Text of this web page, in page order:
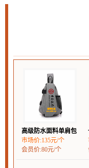
高级防水面料单肩包
市场价:135元/个
会员价:80元/个